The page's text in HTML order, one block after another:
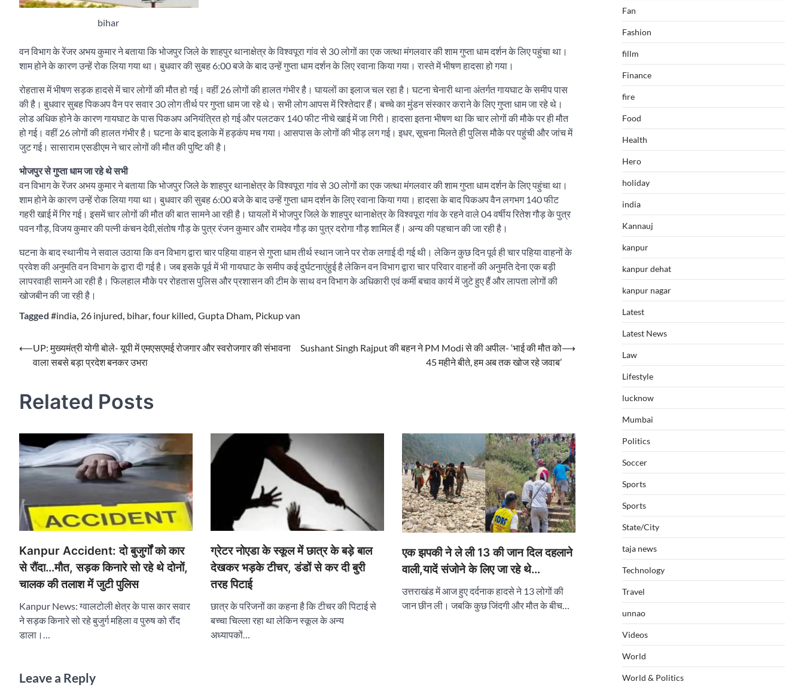
bihar
वन विभाग के रेंजर अभय कुमार ने बताया कि भोजपुर जिले के शाहपुर थानाक्षेत्र के विश्वपूरा गांव से 30 लोगों का एक जत्था मंगलवार की शाम गुप्ता धाम दर्शन के लिए पहुंचा था।
शाम होने के कारण उन्हें रोक लिया गया था। बुधवार की सुबह 6:00 बजे के बाद उन्हें गुप्ता धाम दर्शन के लिए रवाना किया गया। रास्ते में भीषण हादसा हो गया।
रोहतास में भीषण सड़क हादसे में चार लोगों की मौत हो गई। वहीं 26 लोगों की हालत गंभीर है। घायलों का इलाज चल रहा है। घटना चेनारी थाना अंतर्गत गायघाट के समीप पास
की है। बुधवार सुबह पिकअप वैन पर सवार 30 लोग तीर्थ पर गुप्ता धाम जा रहे थे। सभी लोग आपस में रिश्तेदार हैं। बच्चे का मुंडन संस्कार कराने के लिए गुप्ता धाम जा रहे थे।
लोड अधिक होने के कारण गायघाट के पास पिकअप अनियंत्रित हो गई और पलटकर 140 फीट नीचे खाई में जा गिरी। हादसा इतना भीषण था कि चार लोगों की मौके पर ही मौत
हो गई। वहीं 26 लोगों की हालत गंभीर है। घटना के बाद इलाके में हड़कंप मच गया। आसपास के लोगों की भीड़ लग गई। इधर, सूचना मिलते ही पुलिस मौके पर पहुंची और जांच में
जुट गई। सासाराम एसडीएम ने चार लोगों की मौत की पुष्टि की है।
भोजपुर से गुप्ता धाम जा रहे थे सभी
वन विभाग के रेंजर अभय कुमार ने बताया कि भोजपुर जिले के शाहपुर थानाक्षेत्र के विश्वपूरा गांव से 30 लोगों का एक जत्था मंगलवार की शाम गुप्ता धाम दर्शन के लिए पहुंचा था।
शाम होने के कारण उन्हें रोक लिया गया था। बुधवार की सुबह 6:00 बजे के बाद उन्हें गुप्ता धाम दर्शन के लिए रवाना किया गया। हादसा के बाद पिकअप वैन लगभग 140 फीट
गहरी खाई में गिर गई। इसमें चार लोगों की मौत की बात सामने आ रही है। घायलों में भोजपुर जिले के शाहपुर थानाक्षेत्र के विश्वपूरा गांव के रहने वाले 04 वर्षीय रितेश गौड़ के पुत्र
पवन गौड़, विजय कुमार की पत्नी कंचन देवी,संतोष गौड़ के पुत्र रंजन कुमार और रामदेव गौड़ का पुत्र दरोगा गौड़ शामिल हैं। अन्य की पहचान की जा रही है।
घटना के बाद स्थानीय ने सवाल उठाया कि वन विभाग द्वारा चार पहिया वाहन से गुप्ता धाम तीर्थ स्थान जाने पर रोक लगाई दी गई थी। लेकिन कुछ दिन पूर्व ही चार पहिया वाहनों के
प्रवेश की अनुमति वन विभाग के द्वारा दी गई है। जब इसके पूर्व में भी गायघाट के समीप कई दुर्घटनाएंहुई है लेकिन वन विभाग द्वारा चार परिवार वाहनों की अनुमति देना एक बड़ी
लापरवाही सामने आ रही है। फिलहाल मौके पर रोहतास पुलिस और प्रशासन की टीम के साथ वन विभाग के अधिकारी एवं कर्मी बचाव कार्य में जुटे हुए हैं और लापता लोगों की
खोजबीन की जा रही है।
Tagged #india 26 injured bihar four killed Gupta Dham Pickup van
Post
navigation
⟵UP: मुख्यमंत्री योगी बोले- यूपी में एमएसएमई रोजगार और स्वरोजगार की संभावना
वाला सबसे बड़ा प्रदेश बनकर उभरा
Sushant Singh Rajput की बहन ने PM Modi से की अपील- ‘भाई की मौत को
45 महीने बीते, हम अब तक खोज रहे जवाब’
⟶
Related Posts
Kanpur Accident: दो बुजुर्गों को कार
से रौंदा…मौत, सड़क किनारे सो रहे थे दोनों,
चालक की तलाश में जुटी पुलिस
Kanpur News: ग्वालटोली क्षेत्र के पास कार सवार
ने सड़क किनारे सो रहे बुजुर्ग महिला व पुरुष को रौंद
डाला।…
ग्रेटर नोएडा के स्कूल में छात्र के बड़े बाल
देखकर भड़के टीचर, डंडों से कर दी बुरी
तरह पिटाई
छात्र के परिजनों का कहना है कि टीचर की पिटाई से
बच्चा चिल्ला रहा था लेकिन स्कूल के अन्य
अध्यापकों…
एक झपकी ने ले ली 13 की जान दिल दहलाने
वाली,यादें संजोने के लिए जा रहे थे…
उत्तराखंड में आज हुए दर्दनाक हादसे ने 13 लोगों की
जान छीन ली। जबकि कुछ जिंदगी और मौत के बीच…
Leave a Reply
Fan
Fashion
fillm
Finance
fire
Food
Health
Hero
holiday
india
Kannauj
kanpur
kanpur dehat
kanpur nagar
Latest
Latest News
Law
Lifestyle
lucknow
Mumbai
Politics
Soccer
Sports
Sports
State/City
taja news
Technology
Travel
unnao
Videos
World
World & Politics